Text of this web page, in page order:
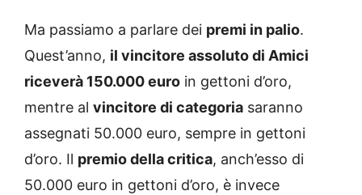
Ma passiamo a parlare dei premi in palio.
Quest’anno, il vincitore assoluto di Amici
riceverà 150.000 euro in gettoni d’oro,
mentre al vincitore di categoria saranno
assegnati 50.000 euro, sempre in gettoni
d’oro. Il premio della critica, anch’esso di
50.000 euro in gettoni d’oro, è invece